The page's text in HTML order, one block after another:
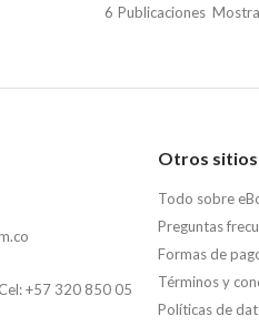
6 Publicaciones
+57 320 850 05
Otros sitios
Todo sobre
Preguntas
Formas de
Términos y
Políticas de